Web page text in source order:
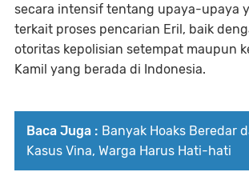
secara intensif tentang upaya-upaya
terkait proses pencarian Eril, baik
otoritas kepolisian setempat maupun
Kamil yang berada di Indonesia.
Baca Juga : Banyak Hoaks Beredar
Kasus Vina, Warga Harus Hati-hati